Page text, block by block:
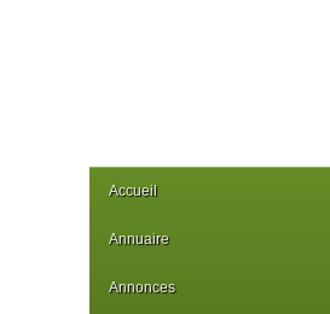
Accueil
Annuaire
Annonces